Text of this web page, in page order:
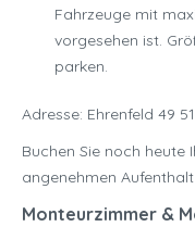
Fahrzeuge mit
vorgesehen ist.
parken.
Adresse: Ehrenfeld 49
Buchen Sie noch heute
angenehmen
Monteurzimmer &